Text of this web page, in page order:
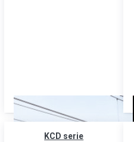
KCD serie